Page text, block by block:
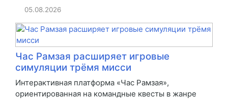
05.08.2026
Час Рамзая расширяет игровые
симуляции трёмя мисси
Интерактивная платформа «Час Рамзая»,
ориентированная на командные квесты в жанре